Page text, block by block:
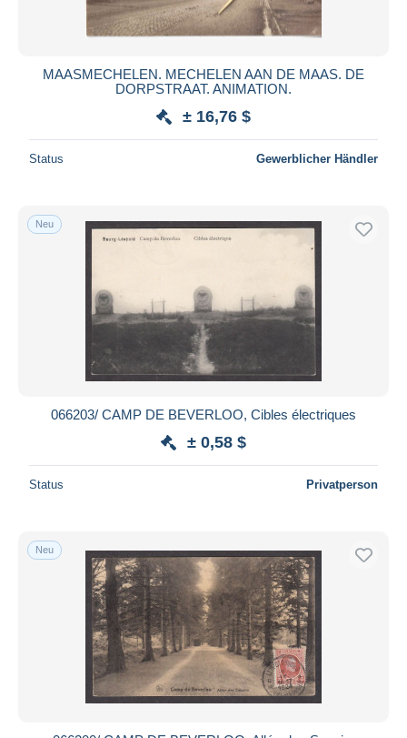
MAASMECHELEN. MECHELEN AAN DE MAAS. DE
DORPSTRAAT. ANIMATION.
± 16,76 $
Status Gewerblicher Händler
Neu
066203/ CAMP DE BEVERLOO, Cibles électriques
± 0,58 $
Status Privatperson
Neu